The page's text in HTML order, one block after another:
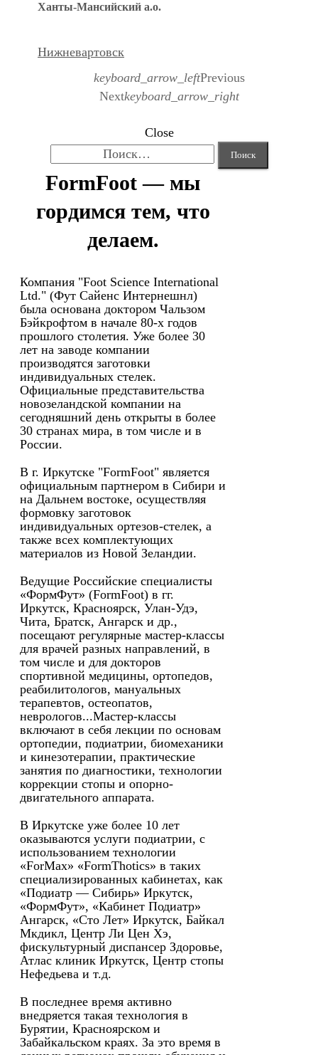
Ханты-Мансийский а.о.
Нижневартовск
keyboard_arrow_leftPrevious
Nextkeyboard_arrow_right
Close
FormFoot — мы
гордимся тем, что
делаем.
Компания "Foot Science International
Ltd." (Фут Сайенс Интернешнл)
была основана доктором Чальзом
Бэйкрофтом в начале 80-х годов
прошлого столетия. Уже более 30
лет на заводе компании
производятся заготовки
индивидуальных стелек.
Официальные представительства
новозеландской компании на
сегодняшний день открыты в более
30 странах мира, в том числе и в
России.
В г. Иркутске "FormFoot" является
официальным партнером в Сибири и
на Дальнем востоке, осуществляя
формовку заготовок
индивидуальных ортезов-стелек, а
также всех комплектующих
материалов из Новой Зеландии.
Ведущие Российские специалисты
«ФормФут» (FormFoot) в гг.
Иркутск, Красноярск, Улан-Удэ,
Чита, Братск, Ангарск и др.,
посещают регулярные мастер-классы
для врачей разных направлений, в
том числе и для докторов
спортивной медицины, ортопедов,
реабилитологов, мануальных
терапевтов, остеопатов,
неврологов...Мастер-классы
включают в себя лекции по основам
ортопедии, подиатрии, биомеханики
и кинезотерапии, практические
занятия по диагностики, технологии
коррекции стопы и опорно-
двигательного аппарата.
В Иркутске уже более 10 лет
оказываются услуги подиатрии, с
использованием технологии
«ForMax» «FormThotics» в таких
специализированных кабинетах, как
«Подиатр — Сибирь» Иркутск,
«ФормФут», «Кабинет Подиатр»
Ангарск, «Сто Лет» Иркутск, Байкал
Мкдикл, Центр Ли Цен Хэ,
фискультурный диспансер Здоровье,
Атлас клиник Иркутск, Центр стопы
Нефедьева и т.д.
В последнее время активно
внедряется такая технология в
Бурятии, Красноярском и
Забайкальском краях. За это время в